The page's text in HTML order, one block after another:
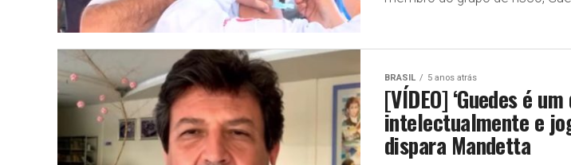
BRASIL 5 anos atrás
[VÍDEO] ‘Guedes é
intelectualmente e
dispara Mandetta